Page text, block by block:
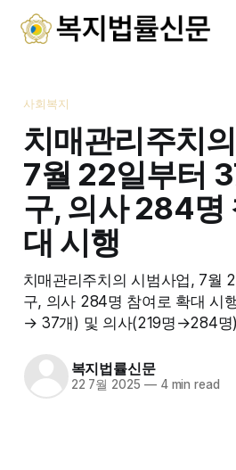
사회복지
치매관리주치
7월 22일부터
구, 의사 284명
대 시행
치매관리주치의 시범사업, 7월
구, 의사 284명 참여로 확대 시
→ 37개) 및 의사(219명→284명
복지법률신문
22 7월 2025 —4 min read